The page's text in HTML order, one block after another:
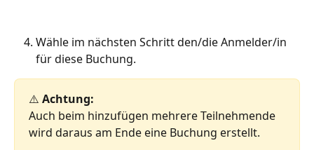
Wähle im nächsten Schritt den/die Anmelder/in
für diese Buchung.
⚠️ Achtung:
Auch beim hinzufügen mehrere Teilnehmende
wird daraus am Ende eine Buchung erstellt.